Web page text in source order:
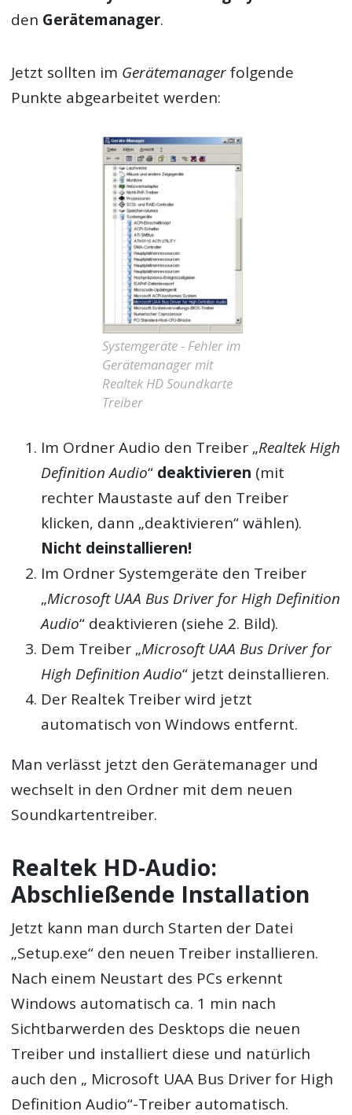
den Gerätemanager.
Jetzt sollten im Gerätemanagerfolgende
Punkte abgearbeitet werden:
Systemgeräte - Fehler im
Gerätemanager mit
Realtek HD Soundkarte
Treiber
Im Ordner Audio den Treiber „Realtek High
Definition Audio“ deaktivieren (mit
rechter Maustaste auf den Treiber
klicken, dann „deaktivieren“ wählen).
Nicht deinstallieren!
Im Ordner Systemgeräte den Treiber
„Microsoft UAA Bus Driver for High Definition
Audio“ deaktivieren (siehe 2. Bild).
Dem Treiber „Microsoft UAA Bus Driver for
High Definition Audio“ jetzt deinstallieren.
Der Realtek Treiber wird jetzt
automatisch von Windows entfernt.
Man verlässt jetzt den Gerätemanager und
wechselt in den Ordner mit dem neuen
Soundkartentreiber.
Realtek HD-Audio:
Abschließende Installation
Jetzt kann man durch Starten der Datei
„Setup.exe“ den neuen Treiber installieren.
Nach einem Neustart des PCs erkennt
Windows automatisch ca. 1 min nach
Sichtbarwerden des Desktops die neuen
Treiber und installiert diese und natürlich
auch den „ Microsoft UAA Bus Driver for High
Definition Audio“-Treiber automatisch.